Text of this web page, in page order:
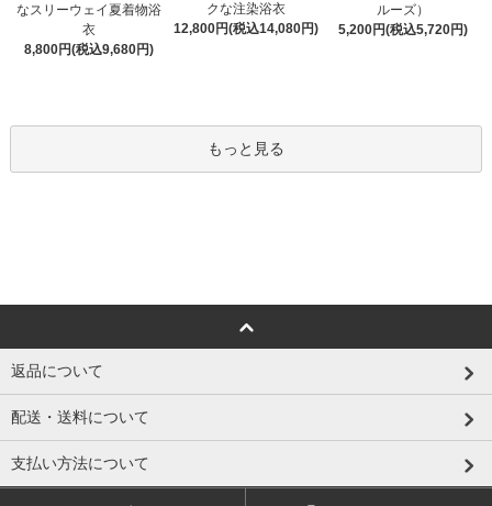
なスリーウェイ夏着物浴
衣
8,800円(税込9,680円)
クな注染浴衣
12,800円(税込14,080円)
ルーズ）
5,200円(税込5,720円)
もっと見る
返品について
配送・送料について
支払い方法について